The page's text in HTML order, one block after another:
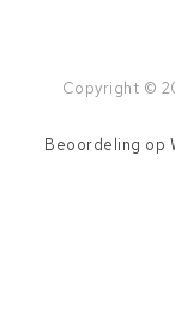
Copyright ©
Beoordeling op